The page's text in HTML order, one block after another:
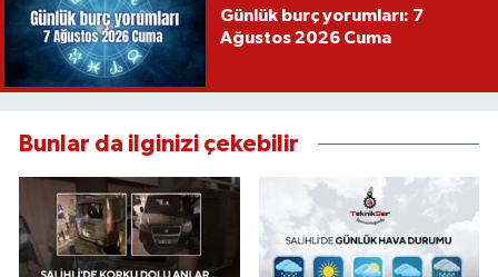
Günlük burç yorumları: 7
Ağustos 2026 Cuma
Bunlar da ilginizi çekebilir